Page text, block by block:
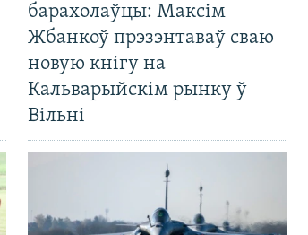
барахолаўцы: Максім
Жбанкоў прэзэнтаваў сваю
новую кнігу на
Кальварыйскім рынку ў
Вільні